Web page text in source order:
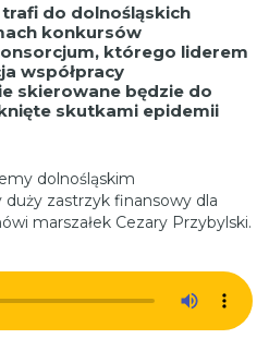
do dolnośląskich
konkursów
którego liderem
współpracy
skierowane będzie do
skutkami epidemii
dolnośląskim
zastrzyk finansowy dla
marszałek Cezary Przybylski.